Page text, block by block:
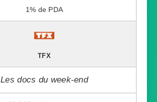
1%
TFX
Les docs du week-end